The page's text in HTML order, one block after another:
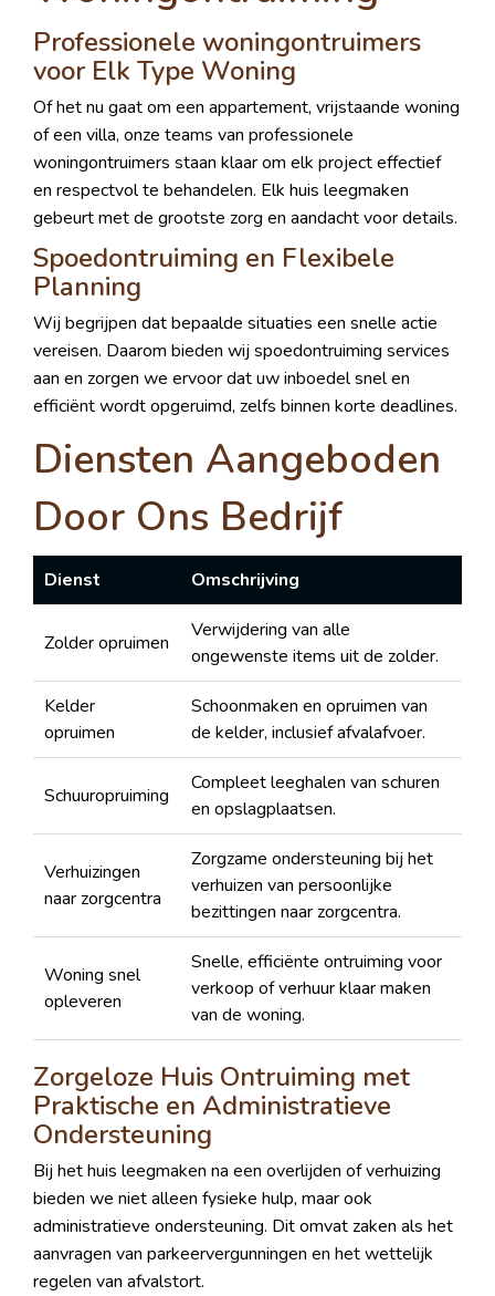
Professionele woningontruimers
voor Elk Type Woning
Of het nu gaat om een appartement, vrijstaande woning
of een villa, onze teams van professionele
woningontruimers staan klaar om elk project effectief
en respectvol te behandelen. Elk huis leegmaken
gebeurt met de grootste zorg en aandacht voor details.
Spoedontruiming en Flexibele
Planning
Wij begrijpen dat bepaalde situaties een snelle actie
vereisen. Daarom bieden wij spoedontruiming services
aan en zorgen we ervoor dat uw inboedel snel en
efficiënt wordt opgeruimd, zelfs binnen korte deadlines.
Diensten Aangeboden
Door Ons Bedrijf
Dienst Omschrijving
Zolder opruimen
Verwijdering van alle
ongewenste items uit de zolder.
Kelder
opruimen
Schoonmaken en opruimen van
de kelder, inclusief afvalafvoer.
Schuuropruiming
Compleet leeghalen van schuren
en opslagplaatsen.
Verhuizingen
naar zorgcentra
Zorgzame ondersteuning bij het
verhuizen van persoonlijke
bezittingen naar zorgcentra.
Woning snel
opleveren
Snelle, efficiënte ontruiming voor
verkoop of verhuur klaar maken
van de woning.
Zorgeloze Huis Ontruiming met
Praktische en Administratieve
Ondersteuning
Bij het huis leegmaken na een overlijden of verhuizing
bieden we niet alleen fysieke hulp, maar ook
administratieve ondersteuning. Dit omvat zaken als het
aanvragen van parkeervergunningen en het wettelijk
regelen van afvalstort.